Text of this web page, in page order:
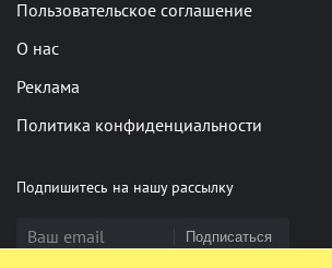
Пользовательское соглашение
О нас
Реклама
Политика конфиденциальности
Подпишитесь на нашу рассылку
Подписаться